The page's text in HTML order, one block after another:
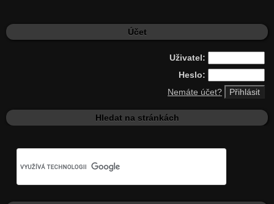
Účet
Uživatel:
Heslo:
Nemáte účet?
Hledat na stránkách